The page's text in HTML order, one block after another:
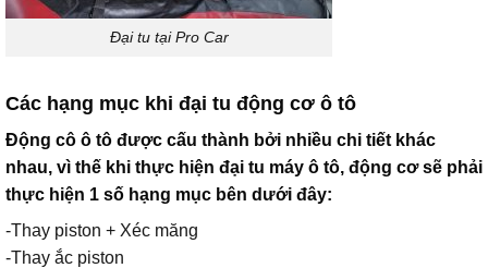
Đại tu tại Pro Car
Các hạng mục khi đại tu động cơ ô tô
Động cô ô tô được cấu thành bởi nhiều chi tiết khác
nhau, vì thế khi thực hiện đại tu máy ô tô, động cơ sẽ phải
thực hiện 1 số hạng mục bên dưới đây:
-Thay piston + Xéc măng
-Thay ắc piston